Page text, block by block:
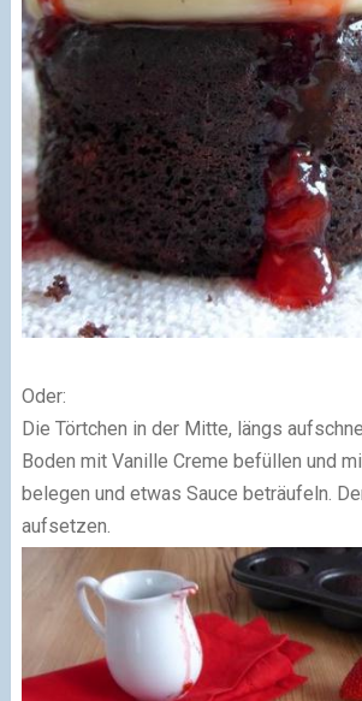
Oder:
Die Törtchen in der Mitte, längs
Boden mit Vanille Creme befüllen und
belegen und etwas Sauce beträufeln.
aufsetzen.